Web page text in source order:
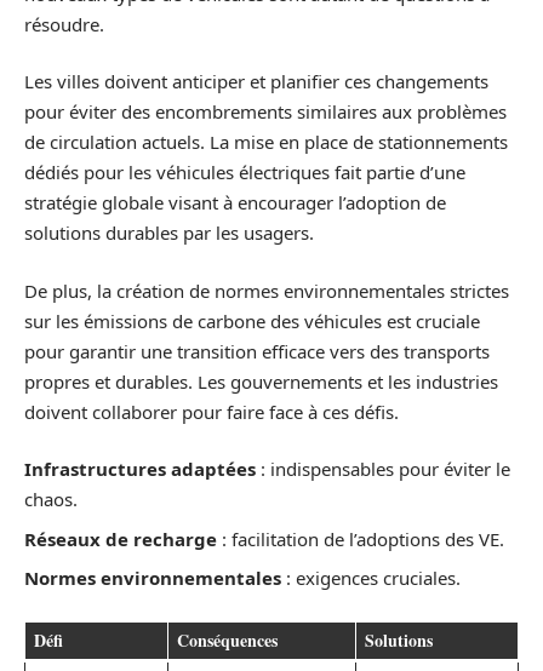
résoudre.
Les villes doivent anticiper et planifier ces changements
pour éviter des encombrements similaires aux problèmes
de circulation actuels. La mise en place de stationnements
dédiés pour les véhicules électriques fait partie d’une
stratégie globale visant à encourager l’adoption de
solutions durables par les usagers.
De plus, la création de normes environnementales strictes
sur les émissions de carbone des véhicules est cruciale
pour garantir une transition efficace vers des transports
propres et durables. Les gouvernements et les industries
doivent collaborer pour faire face à ces défis.
Infrastructures adaptées : indispensables pour éviter le
chaos.
Réseaux de recharge : facilitation de l’adoptions des VE.
Normes environnementales : exigences cruciales.
Défi Conséquences Solutions